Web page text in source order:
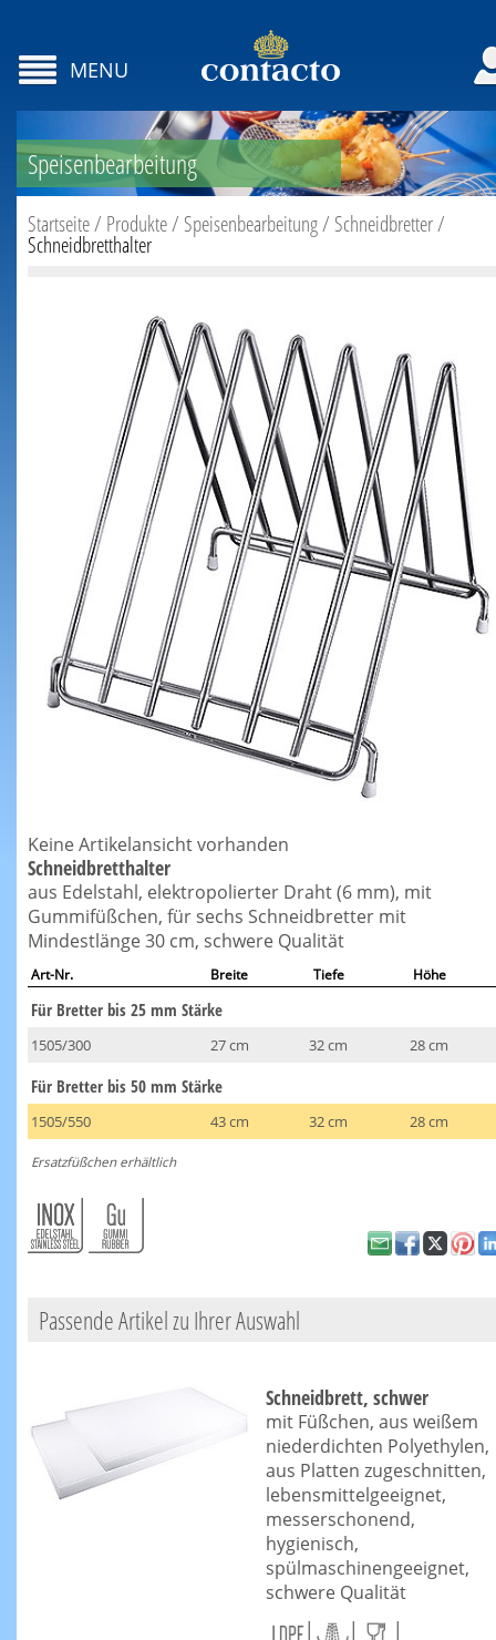
MENU
Speisenbearbeitung
Startseite/ Produkte/ Speisenbearbeitung/ Schneidbretter/
Schneidbretthalter
Keine Artikelansicht vorhanden
Schneidbretthalter
aus Edelstahl, elektropolierter Draht (6 mm), mit
Gummifüßchen, für sechs Schneidbretter mit
Mindestlänge 30 cm, schwere Qualität
Art-Nr. Breite Tiefe Höhe
Für Bretter bis 25 mm Stärke
1505/300 27 cm 32 cm 28 cm
Für Bretter bis 50 mm Stärke
1505/550 43 cm 32 cm 28 cm
Ersatzfüßchen erhältlich
Passende Artikel zu Ihrer Auswahl
Schneidbrett, schwer
mit Füßchen, aus weißem
niederdichten Polyethylen,
aus Platten zugeschnitten,
lebensmittelgeeignet,
messerschonend,
hygienisch,
spülmaschinengeeignet,
schwere Qualität